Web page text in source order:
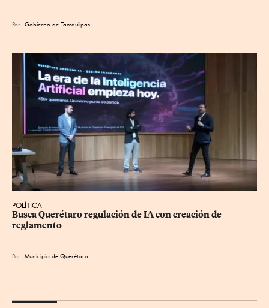
Por Gobierno de Tamaulipas
POLÍTICA
Busca Querétaro regulación de IA con creación de
reglamento
Por Municipio de Querétaro